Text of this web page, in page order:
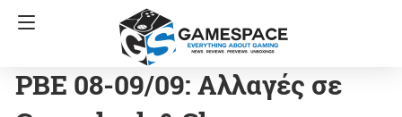
PBE 08-09/09: Αλλαγές σε